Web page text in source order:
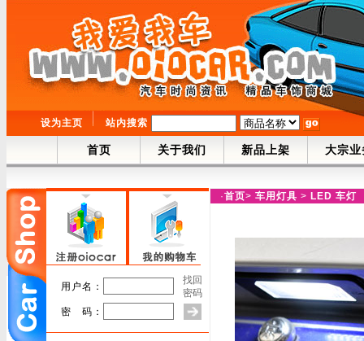
设为主页 站内搜索
首页 关于我们 新品上架 大宗业
用户名：
找回
密码
密 码：
·首页> 车用灯具 > LED 车灯